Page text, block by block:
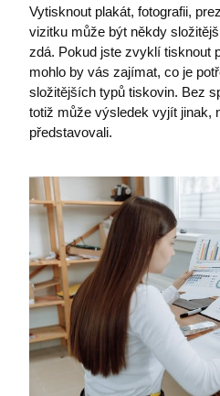
Vytisknout plakát, fotografii,
vizitku může být někdy
zdá. Pokud jste zvyklí tisknout
mohlo by vás zajímat, co je
složitějších typů tiskovin. Bez
totiž může výsledek vyjít jinak,
představovali.